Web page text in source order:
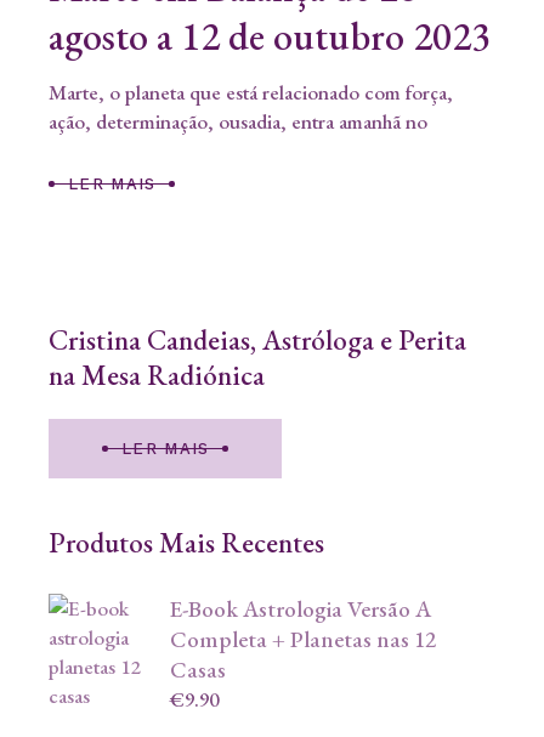
agosto a 12 de outubro 2023
Marte, o planeta que está relacionado com força,
ação, determinação, ousadia, entra amanhã no
LER MAIS
Cristina Candeias, Astróloga e Perita
na Mesa Radiónica
LER MAIS
Produtos Mais Recentes
E-Book Astrologia Versão A
Completa + Planetas nas 12
Casas
€9.90